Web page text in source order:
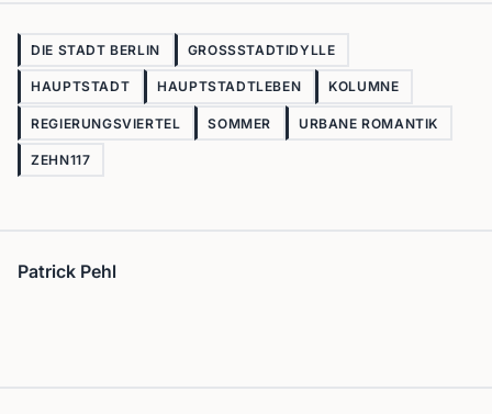
DIE STADT BERLIN GROSSSTADTIDYLLE
HAUPTSTADT HAUPTSTADTLEBEN KOLUMNE
REGIERUNGSVIERTEL SOMMER URBANE ROMANTIK
ZEHN117
Patrick Pehl